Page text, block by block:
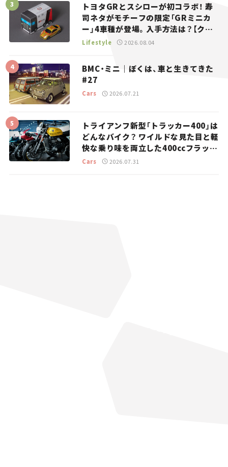
トヨタGRとスシローが初コラボ！ 寿
司ネタがモチーフの限定「GRミニカ
ー」4車種が登場。入手方法は？【クル
マとホビー】
Lifestyle 2026.08.04
BMC・ミニ｜ぼくは、車と生きてきた
#27
Cars 2026.07.21
トライアンフ新型「トラッカー400」は
どんなバイク？ ワイルドな見た目と軽
快な乗り味を両立した400ccフラット
トラッカー【試乗レビュー】
Cars 2026.07.31